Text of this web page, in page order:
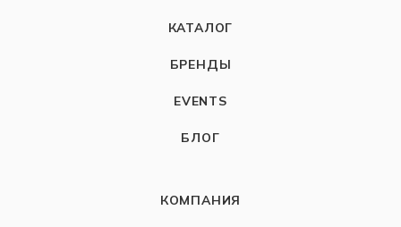
КАТАЛОГ
БРЕНДЫ
EVENTS
БЛОГ
КОМПАНИЯ